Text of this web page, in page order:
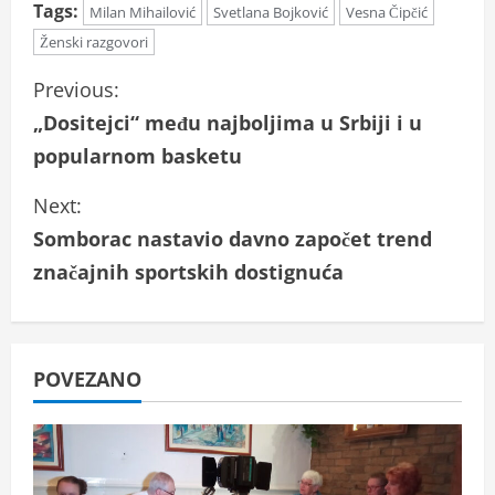
Tags: Milan Mihailović Svetlana Bojković
Vesna Čipčić
Ženski razgovori
C
o
n
t
i
n
u
e
R
Previous:
„Dositejci“ među najboljima u Srbiji i u
popularnom basketu
Next:
Somborac nastavio davno započet trend
značajnih sportskih dostignuća
POVEZANO